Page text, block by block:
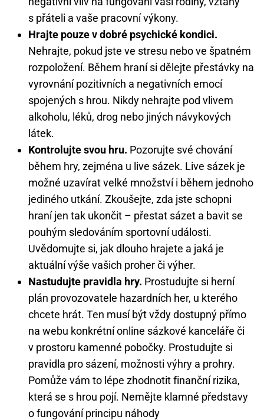
s přáteli a vaše pracovní výkony.
Hrajte pouze v dobré psychické kondici.
Nehrajte, pokud jste ve stresu nebo ve špatném
rozpoložení. Během hraní si dělejte přestávky na
vyrovnání pozitivních a negativních emocí
spojených s hrou. Nikdy nehrajte pod vlivem
alkoholu, léků, drog nebo jiných návykových
látek.
Kontrolujte svou hru. Pozorujte své chování
během hry, zejména u live sázek. Live sázek je
možné uzavírat velké množství i během jednoho
jediného utkání. Zkoušejte, zda jste schopni
hraní jen tak ukončit – přestat sázet a bavit se
pouhým sledováním sportovní události.
Uvědomujte si, jak dlouho hrajete a jaká je
aktuální výše vašich proher či výher.
Nastudujte pravidla hry. Prostudujte si herní
plán provozovatele hazardních her, u kterého
chcete hrát. Ten musí být vždy dostupný přímo
na webu konkrétní online sázkové kanceláře či
v prostoru kamenné pobočky. Prostudujte si
pravidla pro sázení, možnosti výhry a prohry.
Pomůže vám to lépe zhodnotit finanční rizika,
která se s hrou pojí. Nemějte klamné představy
o fungování principu náhody